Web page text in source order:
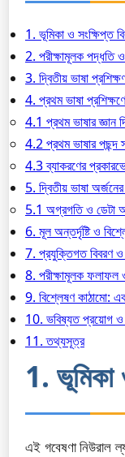
1. ভূমিকা ও সংক্ষিপ্ত
2. পরীক্ষামূলক পদ্ধতি
3. দ্বিতীয় ভাষা
4. প্রথম ভাষা
4.1 প্রথম ভাষার জ্ঞান
4.2 প্রথম ভাষার পছন্দ
4.3 ব্যাকরণের
5. দ্বিতীয় ভাষা
5.1 অগ্রগতি ও ডেটা
6. মূল অন্তর্দৃষ্টি ও
7. প্রযুক্তিগত বিবরণ ও
8. পরীক্ষামূলক ফলাফল ও
9. বিশ্লেষণ কাঠামো:
10. ভবিষ্যত প্রয়োগ ও
11. তথ্যসূত্র
1. ভূমিকা
এই গবেষণা নিউরাল